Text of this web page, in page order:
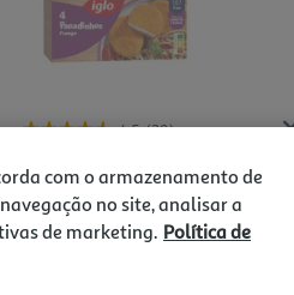
4.5 (39)
Iglo Frango 4un 200g
com o armazenamento de
no site, analisar a
de marketing. Política de